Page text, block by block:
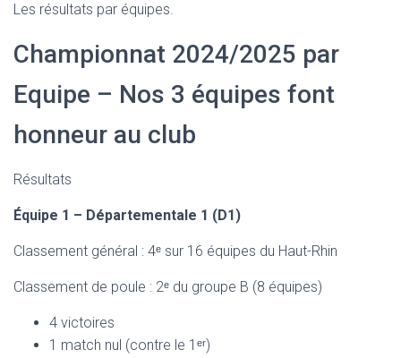
Les résultats par équipes.
Championnat 2024/2025 par
Equipe – Nos 3 équipes font
honneur au club
Résultats
Équipe 1 – Départementale 1 (D1)
Classement général : 4ᵉ sur 16 équipes du Haut-Rhin
Classement de poule : 2ᵉ du groupe B (8 équipes)
4 victoires
1 match nul (contre le 1ᵉʳ)